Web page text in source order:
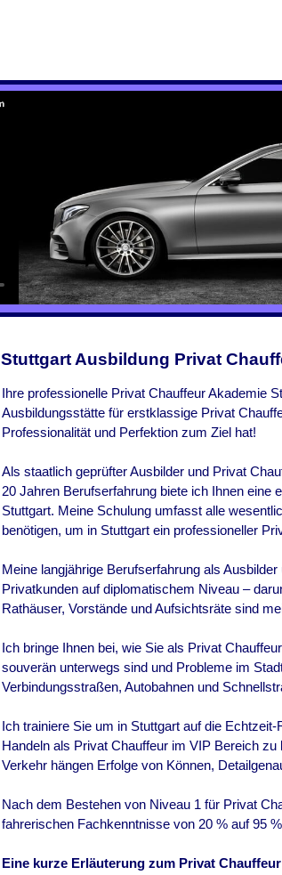
Stuttgart Ausbildung Privat
Ihre professionelle Privat Chauffeur Akademie
Ausbildungsstätte für erstklassige Privat
Professionalität und Perfektion zum Ziel hat!
Als staatlich geprüfter Ausbilder und Privat
20 Jahren Berufserfahrung biete ich Ihnen eine
Stuttgart. Meine Schulung umfasst alle
benötigen, um in Stuttgart ein professioneller
Meine langjährige Berufserfahrung als
Privatkunden auf diplomatischem Niveau –
Rathäuser, Vorstände und Aufsichtsräte sind
Ich bringe Ihnen bei, wie Sie als Privat
souverän unterwegs sind und Probleme im
Verbindungsstraßen, Autobahnen und
Ich trainiere Sie um in Stuttgart auf die
Handeln als Privat Chauffeur im VIP Bereich
Verkehr hängen Erfolge von Können,
Nach dem Bestehen von Niveau 1 für Privat
fahrerischen Fachkenntnisse von 20 % auf 95
Eine kurze Erläuterung zum Privat